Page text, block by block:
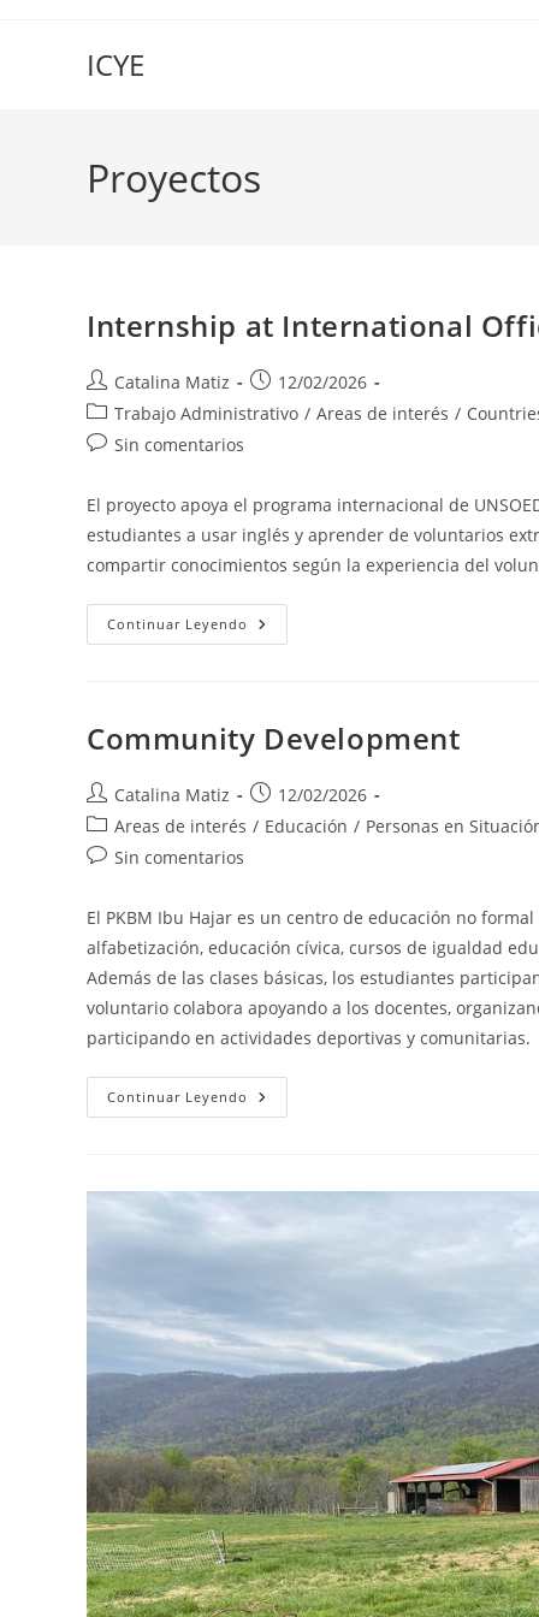
ICYE
Proyectos
Internship at International
Autor
de
la
entrada:
Catalina Matiz
Publicación
de
12/02/2026
Categoría
de
Trabajo Administrativo / Areas de interés /
Comentarios
la
entrada:
Sin comentarios
El proyecto apoya el programa internacional de
estudiantes a usar inglés y aprender de voluntarios
compartir conocimientos según la experiencia del
Continuar Leyendo Internship
At
Community Development
Autor
de
la
entrada:
Catalina Matiz
Publicación
de
12/02/2026
Categoría
de
Areas de interés / Educación / Personas en
Comentarios
la
entrada:
Sin comentarios
El PKBM Ibu Hajar es un centro de educación no
alfabetización, educación cívica, cursos de igualdad
Además de las clases básicas, los estudiantes
voluntario colabora apoyando a los docentes,
participando en actividades deportivas y comunitarias.
Continuar Leyendo Community
Development